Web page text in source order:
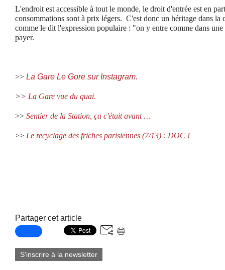
L'endroit est accessible à tout le monde, le droit d'entrée est en
consommations sont à prix légers. C'est donc un héritage dans la
comme le dit l'expression populaire : "on y entre comme dans
payer.
>> La Gare Le Gore sur Instagram.
>> La Gare vue du quai.
>> Sentier de la Station, ça c'était avant …
>> Le recyclage des friches parisiennes (7/13) : DOC !
Partager cet article
S'inscrire à la newsletter